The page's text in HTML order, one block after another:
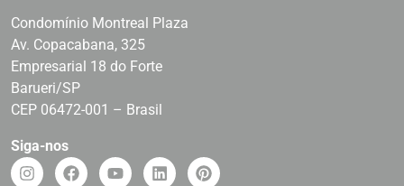
Condomínio Montreal Plaza
Av. Copacabana, 325
Empresarial 18 do Forte
Barueri/SP
CEP 06472-001 – Brasil
Siga-nos